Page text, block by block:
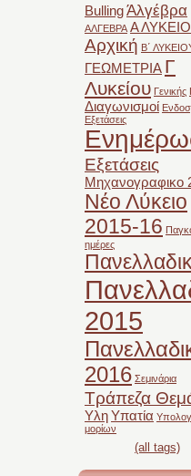
BullingΆλγέβρα
ΑΛΓΕΒΡΑ Α
Αρχική Β΄
ΓΕΩΜΕΤΡΙΑ Γ
Λυκείου Γενικής
Διαγωνισμοί
Εξετάσεις
Εξετάσεις
Μηχανογραφικο
Νέο Λύκειο
2015-16
ημέρες
2015
2016 Σεμινάρια
Τράπεζα
ΥληΥπατία
μορίων
(all tags)